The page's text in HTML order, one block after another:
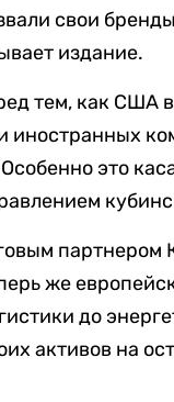
свои
издание.
тем, как США
это
партнером
же
до
активов на